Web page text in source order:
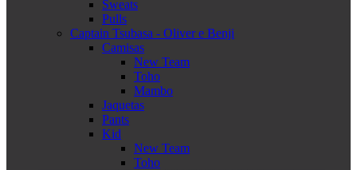
Sweats
Pulls
Captain Tsubasa - Oliver e Benji
Camisas
New Team
Toho
Mambo
Jaquetas
Pants
Kid
New Team
Toho